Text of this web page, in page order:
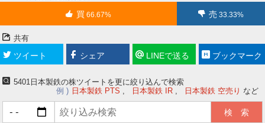
買 66.67% 売 33.33%
共有
ツイート シェア LINEで送る ブックマーク
5401日本製鉄の株ツイートを更に絞り込んで検索
例
日本製鉄 PTS 日本製鉄 IR 日本製鉄 空売り など